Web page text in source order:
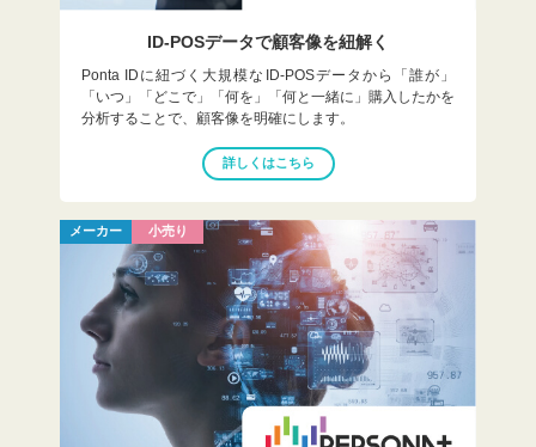
ID-POSデータで顧客像を紐解く
Ponta IDに紐づく大規模なID-POSデータから「誰が」
「いつ」「どこで」「何を」「何と一緒に」購入したかを
分析することで、顧客像を明確にします。
詳しくはこちら
メーカー 小売り